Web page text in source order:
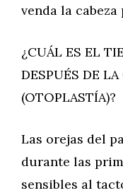
venda la
¿CUÁL ES EL
DESPUÉS DE LA
(OTOPLASTÍA)?
Las orejas del
durante las
sensibles al